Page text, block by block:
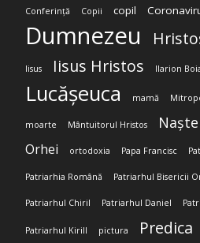
Conferință Copii copil
Dumnezeu
Iisus Iisus Hristos Ilarion
Lucășeuca mamă
moarte Mântuitorul Hristos
Orhei ortodoxia Papa Francisc
Patriarhia Română Patriarhul Bisericii
Patriarhul Chiril Patriarhul Daniel
Patriarhul Kirill pictura Predica